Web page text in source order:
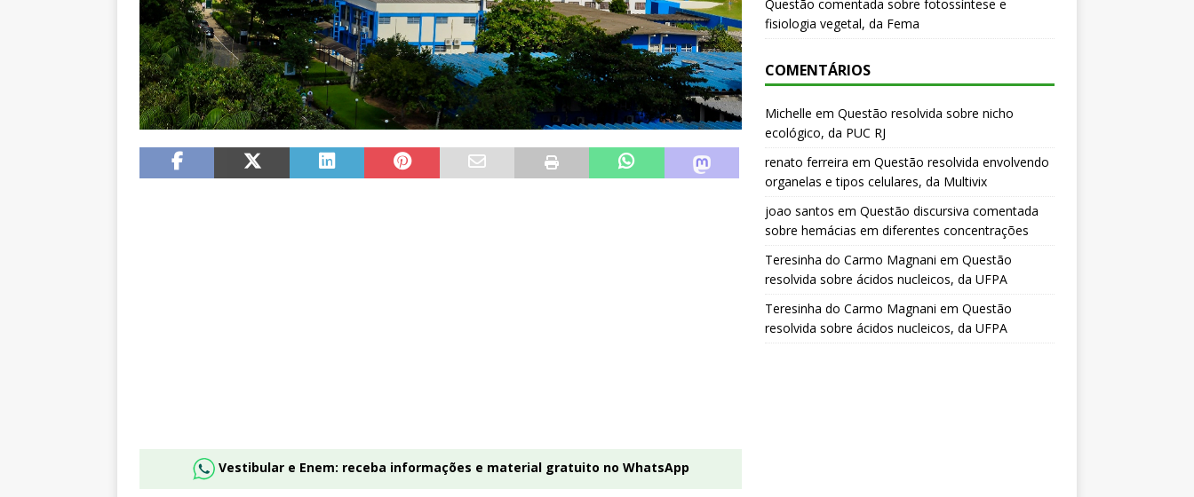
Vestibular e Enem: receba informações e material gratuito no WhatsApp
Questão comentada sobre fotossíntese e
fisiologia vegetal, da Fema
COMENTÁRIOS
Michelle em Questão resolvida sobre nicho
ecológico, da PUC RJ
renato ferreira em Questão resolvida envolvendo
organelas e tipos celulares, da Multivix
joao santos em Questão discursiva comentada
sobre hemácias em diferentes concentrações
Teresinha do Carmo Magnani em Questão
resolvida sobre ácidos nucleicos, da UFPA
Teresinha do Carmo Magnani em Questão
resolvida sobre ácidos nucleicos, da UFPA